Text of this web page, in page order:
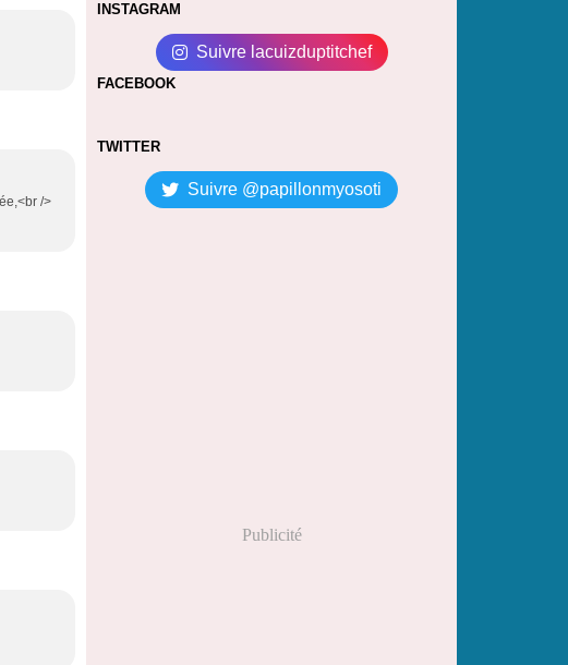
/>
INSTAGRAM
Suivre lacuizduptitchef
FACEBOOK
TWITTER
Suivre @papillonmyosoti
Publicité